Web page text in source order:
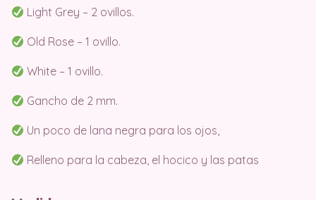
Light Grey – 2 ovillos.
Old Rose – 1 ovillo.
White – 1 ovillo.
Gancho de 2 mm.
Un poco de lana negra para los ojos,
Relleno para la cabeza, el hocico y las patas